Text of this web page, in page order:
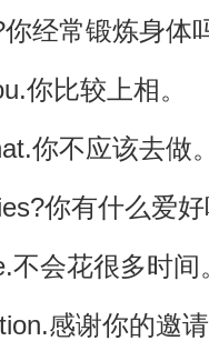
经常锻炼身体
你比较上相。
你不应该去做
你有什么爱
不会花很多时间
感谢你的邀